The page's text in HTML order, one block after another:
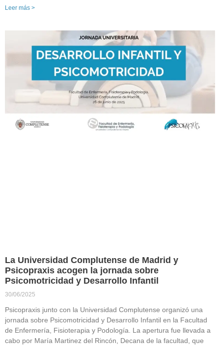
Leer más >
La Universidad Complutense de Madrid y
Psicopraxis acogen la jornada sobre
Psicomotricidad y Desarrollo Infantil
30/06/2025
Psicopraxis junto con la Universidad Complutense organizó una
jornada sobre Psicomotricidad y Desarrollo Infantil en la Facultad
de Enfermería, Fisioterapia y Podología. La apertura fue llevada a
cabo por María Martinez del Rincón, Decana de la facultad, que